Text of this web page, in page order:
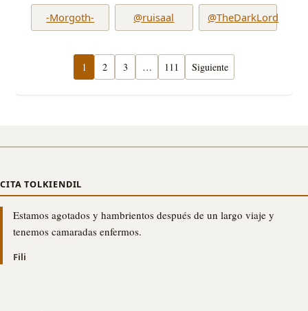
-Morgoth- @ruisaal @TheDarkLord
1 2 3 … 111 Siguiente
CITA TOLKIENDIL
Estamos agotados y hambrientos después de un largo viaje y
tenemos camaradas enfermos.
Fili